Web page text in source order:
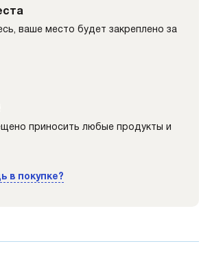
ваше место будет закреплено за
приносить любые продукты и
в покупке?